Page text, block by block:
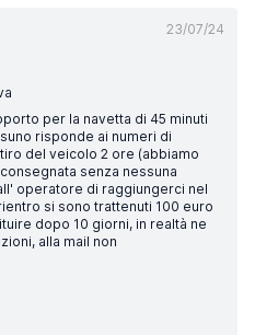
23/07/24
per la navetta di 45 minuti
risponde ai numeri di
del veicolo 2 ore (abbiamo
senza nessuna
operatore di raggiungerci nel
si sono trattenuti 100 euro
dopo 10 giorni, in realtà ne
alla mail non